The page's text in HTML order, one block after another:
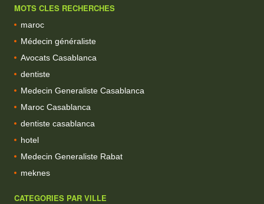
MOTS CLES RECHERCHES
maroc
Médecin généraliste
Avocats Casablanca
dentiste
Medecin Generaliste Casablanca
Maroc Casablanca
dentiste casablanca
hotel
Medecin Generaliste Rabat
meknes
CATEGORIES PAR VILLE